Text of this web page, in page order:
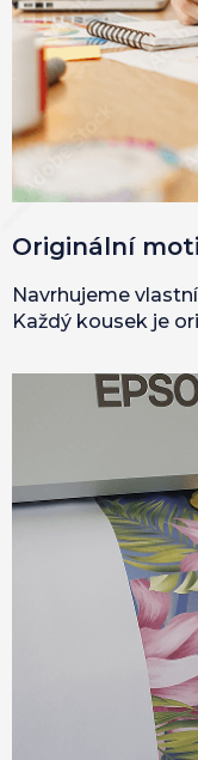
Originální
Navrhujeme
Každý kousek je